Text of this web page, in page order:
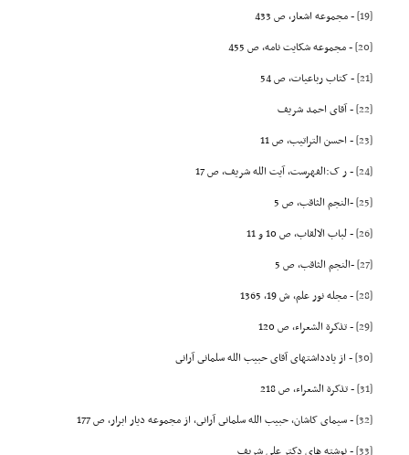
[19]
- مجموعه اشعار، ص 433
[20]
- مجموعه شکایت نامه، ص 455
[21]
- کتاب رباعیات، ص 54
[22]
- آقاى احمد شریف
[23]
- احسن التراتیب، ص 11
[24]
- ر ک:الفهرست، آیت الله شریف، ص 17
[25]
-النجم الثاقب، ص 5
[26]
- لباب الالقاب، ص 10 و 11
[27]
-النجم الثاقب، ص 5
[28]
- مجله نور علم، ش 19، 1365
[29]
- تذکرة الشعراء، ص 120
[30]
- از یادداشتهاى آقاى حبیب الله سلمانى آرانى
[31]
- تذکرة الشعراء، ص 218
[32]
- سیماى کاشان، حبیب الله سلمانى آرانى، از مجموعه دیار ابرار، ص 177
[33]
- نوشته هاى دکتر على شریف